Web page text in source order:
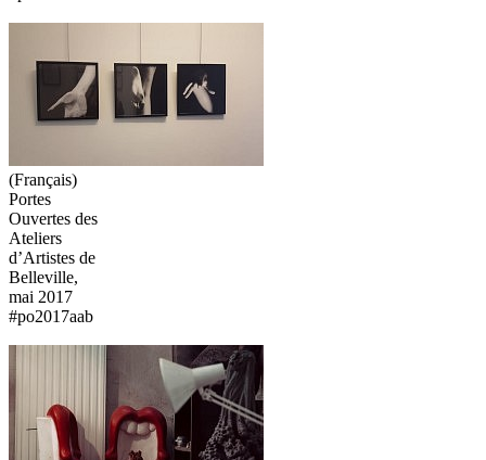
(Français)
Portes
Ouvertes des
Ateliers
d’Artistes de
Belleville,
mai 2017
#po2017aab